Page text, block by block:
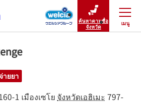
ค้นหาตามชื่อ
จังหวัด
เมนู
ปิดเมนู
ายยา
1 เมืองเซโย จังหวัดเอฮิเมะ 797-